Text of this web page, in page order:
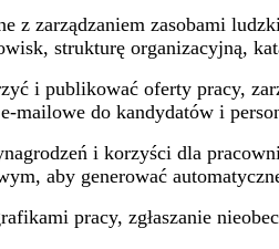
zarządzaniem zasobami
strukturę organizacyjną,
i publikować oferty pracy,
do kandydatów i
i korzyści dla
aby generować
pracy, zgłaszanie